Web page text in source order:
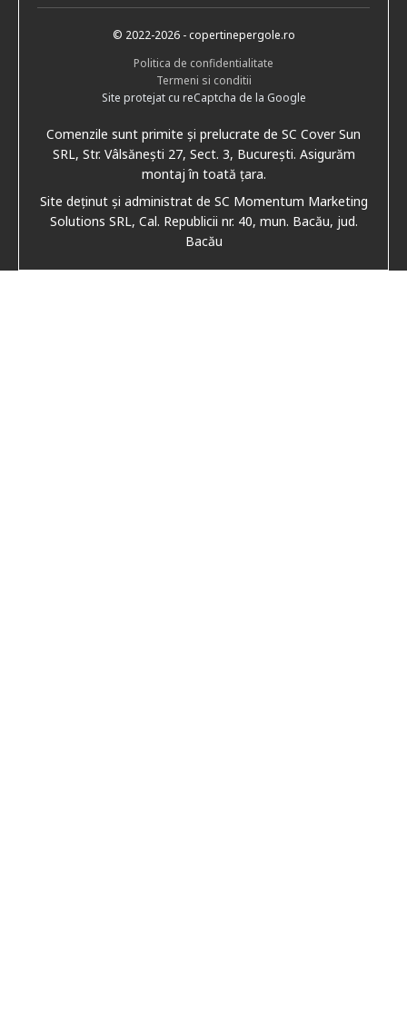
© 2022-2026- copertinepergole.ro
Politica de confidentialitate
Termeni si conditii
Site protejat cu reCaptcha de la Google
Comenzile sunt primite și prelucrate de SC Cover Sun
SRL, Str. Vâlsănești 27, Sect. 3, București. Asigurăm
montaj în toată țara.
Site deținut și administrat de SC Momentum Marketing
Solutions SRL, Cal. Republicii nr. 40, mun. Bacău, jud.
Bacău